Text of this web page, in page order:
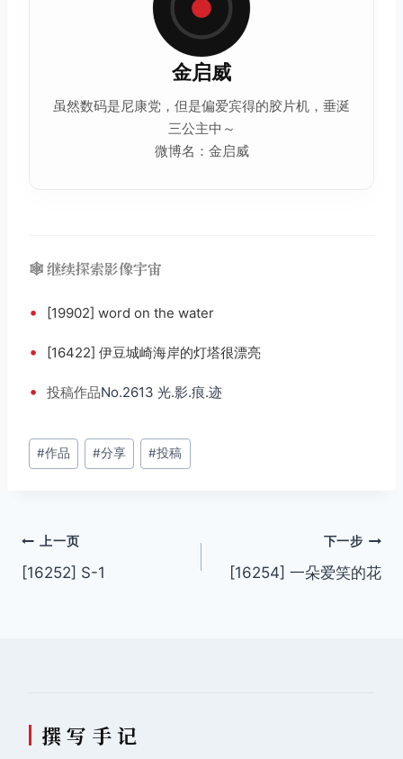
金启威
虽然数码是尼康党，但是偏爱宾得的胶片机，垂涎
三公主中～
微博名：金启威
🕸️ 继续探索影像宇宙
• [19902] word on the water
• [16422] 伊豆城崎海岸的灯塔很漂亮
• 投稿作品No.2613 光.影.痕.迹
文
章
#作品 #分享 #投稿
文
章
上一页
[16252] S-1
下一步
[16254] 一朵爱笑的花
撰 写 手 记